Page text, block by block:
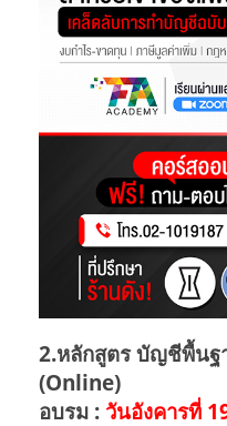
2.หลักสูตร บัญชีพื้นฐ
(Online)
อบรม : วันอังคารที่